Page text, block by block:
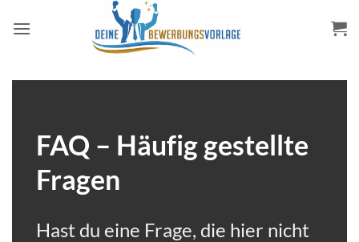
Inhalt
FAQ – Häufig gestellte
Fragen
Hast du eine Frage, die hier nicht